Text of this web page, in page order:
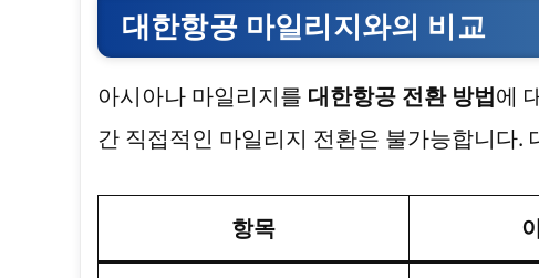
대한항공 마일리지와의 비교
아시아나 마일리지를 대한항공 전환 방법에
간 직접적인 마일리지 전환은 불가능합니다
항목